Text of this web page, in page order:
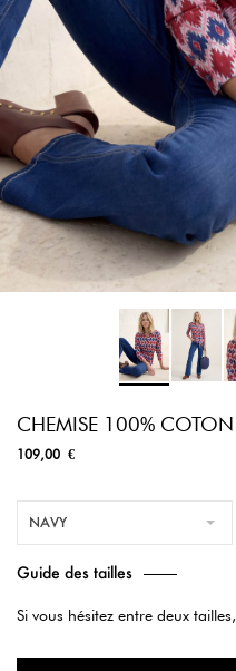
CHEMISE 100%
109,00 €
NAVY
Guide des tailles
Si vous hésitez entre deux